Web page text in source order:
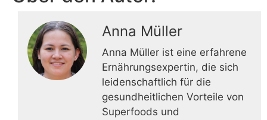
Anna Müller
Anna Müller ist eine erfahrene
Ernährungsexpertin, die sich
leidenschaftlich für die
gesundheitlichen Vorteile von
Superfoods und